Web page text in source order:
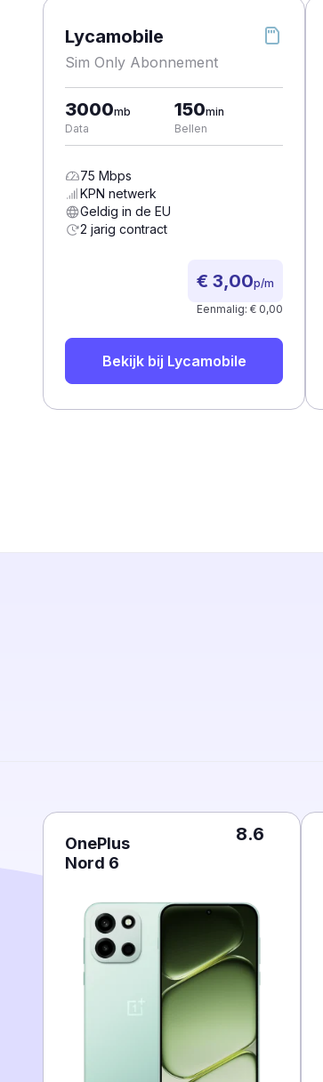
Lycamobile
Sim Only Abonnement
3000mb
Data
150min
Bellen
75 Mbps
KPN netwerk
Geldig in de EU
2 jarig contract
€ 3,00p/m
Eenmalig: € 0,00
Bekijk bij Lycamobile
OnePlus
Nord 6
8.6